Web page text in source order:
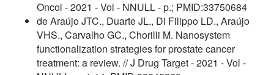
Oncol - 2021 - Vol - NNULL - p.; PMID:33750684
de Araújo JTC., Duarte JL., Di Filippo LD., Araújo
VHS., Carvalho GC., Chorilli M. Nanosystem
functionalization strategies for prostate cancer
treatment: a review. // J Drug Target - 2021 - Vol -